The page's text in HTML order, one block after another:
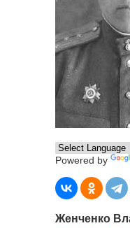
Powered by
Женченко